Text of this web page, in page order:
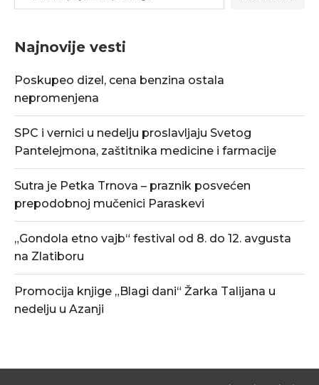
Najnovije vesti
Poskupeo dizel, cena benzina ostala
nepromenjena
SPC i vernici u nedelju proslavljaju Svetog
Pantelejmona, zaštitnika medicine i farmacije
Sutra je Petka Trnova – praznik posvećen
prepodobnoj mučenici Paraskevi
„Gondola etno vajb“ festival od 8. do 12. avgusta
na Zlatiboru
Promocija knjige „Blagi dani“ Žarka Talijana u
nedelju u Azanji